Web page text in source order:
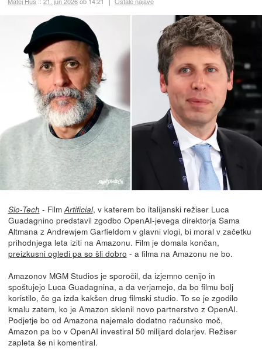
Slo-Tech - FilmArtificial, v katerem bo italijanski režiser Luca
Guadagnino predstavil zgodbo OpenAI-jevega direktorja Sama
Altmana z Andrewjem Garfieldom v glavni vlogi, bi moral v začetku
prihodnjega leta iziti na Amazonu. Film je domala končan,
preizkusni ogledi pa so šli dobro - a filma na Amazonu ne bo.
Amazonov MGM Studios je sporočil, da izjemno cenijo in
spoštujejo Luca Guadagnina, a da verjamejo, da bo filmu bolj
koristilo, če ga izda kakšen drug filmski studio. To se je zgodilo
kmalu zatem, ko je Amazon sklenil novo partnerstvo z OpenAI.
Podjetje bo od Amazona najemalo dodatno računsko moč,
Amazon pa bo v OpenAI investiral 50 milijard dolarjev. Režiser
zapleta še ni komentiral.